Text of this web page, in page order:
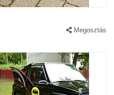
Megosztás